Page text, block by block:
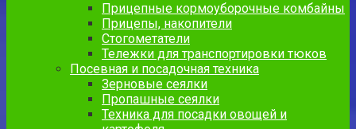
Прицепные кормоуборочные комбайны
Прицепы, накопители
Стогометатели
Тележки для транспортировки тюков
Посевная и посадочная техника
Зерновые сеялки
Пропашные сеялки
Техника для посадки овощей и